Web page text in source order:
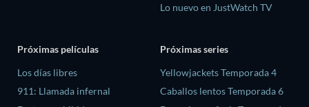
Lo nuevo en JustWatch TV
Próximas películas
Los días libres
911: Llamada infernal
Próximas series
Yellowjackets Temporada 4
Caballos lentos Temporada 6